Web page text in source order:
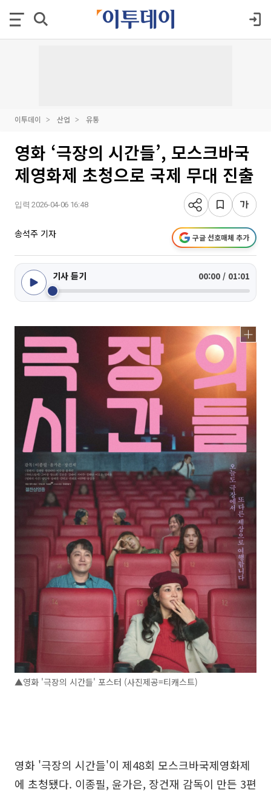
이투데이 산업 유통
영화 ‘극장의 시간들’, 모스크바국
제영화제 초청으로 국제 무대 진출
입력 2026-04-06 16:48
송석주 기자 구글 선호매체 추가
기사 듣기 00:00 / 01:01
▲영화 '극장의 시간들' 포스터 (사진제공=티캐스트)
영화 '극장의 시간들'이 제48회 모스크바국제영화제
에 초청됐다. 이종필, 윤가은, 장건재 감독이 만든 3편